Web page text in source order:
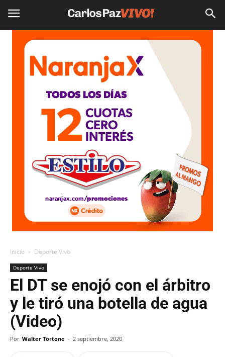
Inicio Deporte Vivo
Deporte Vivo
El DT se enojó con el árbitro
y le tiró una botella de agua
(Video)
Por Walter Tortone - 2 septiembre, 2020